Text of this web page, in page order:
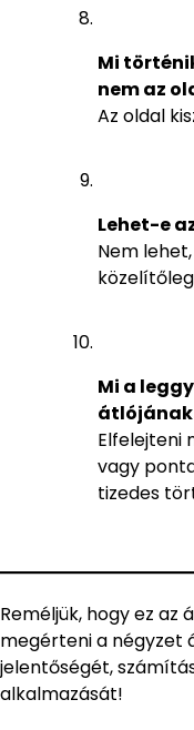
Mi
nem az
Az oldal
Lehet-e
Nem
Mi a
Elfelejteni
vagy
tizedes
Reméljük, hogy ez
megérteni a négyzet
jelentőségét,
alkalmazását!